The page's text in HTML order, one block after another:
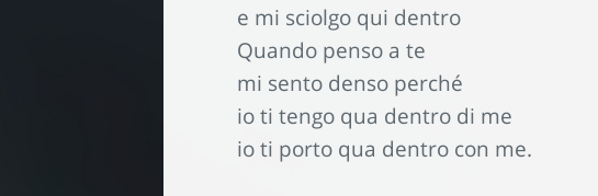
e mi sciolgo qui dentro
Quando penso a te
mi sento denso perché
io ti tengo qua dentro di me
io ti porto qua dentro con me.